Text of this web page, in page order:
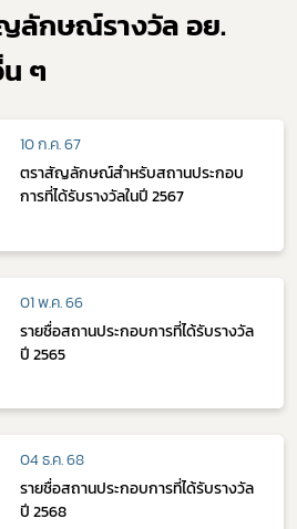
ลักษณ์รางวัล อย.
ๆ
10 ก.ค. 67
ตราสัญลักษณ์สำหรับสถานประกอบ
การที่ได้รับรางวัลในปี 2567
01 พ.ค. 66
รายชื่อสถานประกอบการที่ได้รับรางวัล
ปี 2565
04 ธ.ค. 68
รายชื่อสถานประกอบการที่ได้รับรางวัล
ปี 2568
ยย่อย